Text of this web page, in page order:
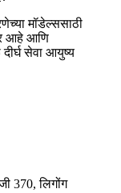
मॉडेल्ससाठी
आहे आणि
सेवा आयुष्य
370, लिगोंग